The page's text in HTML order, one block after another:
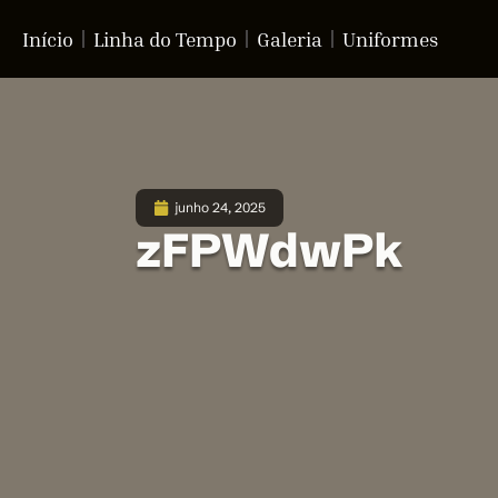
Início Linha do Tempo Galeria Uniformes
junho 24, 2025
zFPWdwPk